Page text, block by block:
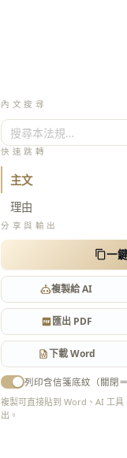
內文搜尋
搜尋本法規…
快速跳轉
主文
理由
分享與輸出
一
複製給 AI
匯出 PDF
下載 Word
列印含信箋底紋（關閉
複製可直接貼到 Word、AI 工具
出。